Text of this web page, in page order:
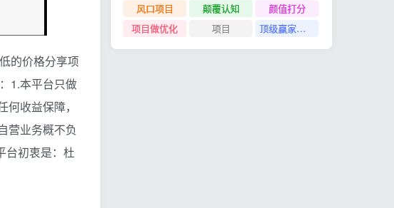
的价格分享项
1.本平台只做
收益保障，
营业务概不负
台初衷是：杜
风口项目
颠覆认知
颜值打分
项目做优化
项目 顶级赢家思维